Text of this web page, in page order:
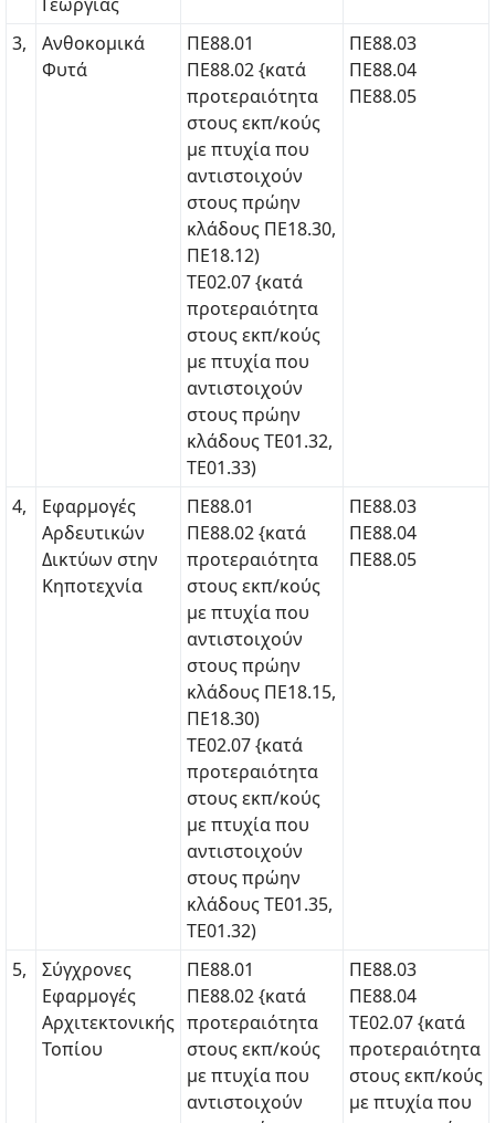
3,
Ανθοκομικά
Φυτά
ΠΕ88.01
ΠΕ88.02 {κατά
προτεραιότητα
στους εκπ/κούς
με πτυχία που
αντιστοιχούν
στους πρώην
κλάδους ΠΕ18.30,
ΠΕ18.12)
ΤΕ02.07 {κατά
προτεραιότητα
στους εκπ/κούς
με πτυχία που
αντιστοιχούν
στους πρώην
κλάδους ΤΕ01.32,
ΤΕ01.33)
ΠΕ88.03
ΠΕ88.04
ΠΕ88.05
4,
Εφαρμογές
Αρδευτικών
Δικτύων στην
Κηποτεχνία
ΠΕ88.01
ΠΕ88.02 {κατά
προτεραιότητα
στους εκπ/κούς
με πτυχία που
αντιστοιχούν
στους πρώην
κλάδους ΠΕ18.15,
ΠΕ18.30)
ΤΕ02.07 {κατά
προτεραιότητα
στους εκπ/κούς
με πτυχία που
αντιστοιχούν
στους πρώην
κλάδους ΤΕ01.35,
ΤΕ01.32)
ΠΕ88.03
ΠΕ88.04
ΠΕ88.05
5,
Σύγχρονες
Εφαρμογές
Αρχιτεκτονικής
Τοπίου
ΠΕ88.01
ΠΕ88.02 {κατά
προτεραιότητα
στους εκπ/κούς
με πτυχία που
αντιστοιχούν
ΠΕ88.03
ΠΕ88.04
ΤΕ02.07 {κατά
προτεραιότητα
στους εκπ/κούς
με πτυχία που